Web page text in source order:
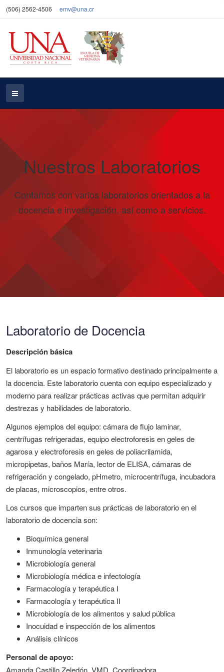
(506) 2562-4506 emv@una.cr
Nuestros Laboratorios
Contamos con varios laboratorios orientados a la
docencia e investigación, así como a servicios.
Laboratorio de Docencia
Descripción básica
El laboratorio es un espacio formativo destinado principalmente a
la docencia. Este laboratorio cuenta con equipo especializado y
moderno para realizar prácticas activas que permitan adquirir
destrezas y habilidades de laboratorio.
Algunos ejemplos del equipo: cámara de flujo laminar,
centrífugas refrigeradas, equipo electroforesis en geles de
agarosa y electroforesis en geles de poliacrilamida,
micropipetas, baños María, lector de ELISA, cámaras de
refrigeración y congelado, pHmetro, microcentrífuga, incubadora
de placas, microscopios, entre otros.
Los cursos que imparten sus prácticas de laboratorio en el
laboratorio de docencia son:
Bioquímica general
Inmunología veterinaria
Microbiología general
Microbiología médica e infectología
Farmacología y terapéutica I
Farmacología y terapéutica II
Microbiología de los alimentos y salud pública
Inocuidad e inspección de los alimentos
Análisis clínicos
Personal de apoyo:
Amanda Castillo Zeledón, VMD, Coordinadora